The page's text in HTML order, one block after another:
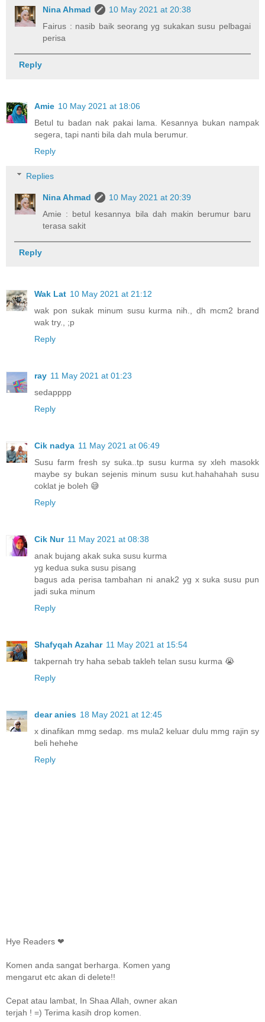
Nina Ahmad
10 May 2021 at 20:38
Fairus : nasib baik seorang yg sukakan susu pelbagai
perisa
Reply
Amie 10 May 2021 at 18:06
Betul tu badan nak pakai lama. Kesannya bukan nampak
segera, tapi nanti bila dah mula berumur.
Reply
Replies
Nina Ahmad
10 May 2021 at 20:39
Amie : betul kesannya bila dah makin berumur baru
terasa sakit
Reply
Wak Lat 10 May 2021 at 21:12
wak pon sukak minum susu kurma nih., dh mcm2 brand
wak try., ;p
Reply
ray 11 May 2021 at 01:23
sedapppp
Reply
Cik nadya 11 May 2021 at 06:49
Susu farm fresh sy suka..tp susu kurma sy xleh masokk
maybe sy bukan sejenis minum susu kut.hahahahah susu
coklat je boleh 😅
Reply
Cik Nur 11 May 2021 at 08:38
anak bujang akak suka susu kurma
yg kedua suka susu pisang
bagus ada perisa tambahan ni anak2 yg x suka susu pun
jadi suka minum
Reply
Shafyqah Azahar 11 May 2021 at 15:54
takpernah try haha sebab takleh telan susu kurma 😭
Reply
dear anies 18 May 2021 at 12:45
x dinafikan mmg sedap. ms mula2 keluar dulu mmg rajin sy
beli hehehe
Reply
Hye Readers ❤
Komen anda sangat berharga. Komen yang
mengarut etc akan di delete!!
Cepat atau lambat, In Shaa Allah, owner akan
terjah ! =) Terima kasih drop komen.